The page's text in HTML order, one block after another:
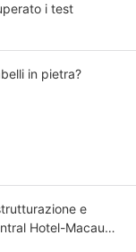
i test
in pietra?
e
Hotel-Macau